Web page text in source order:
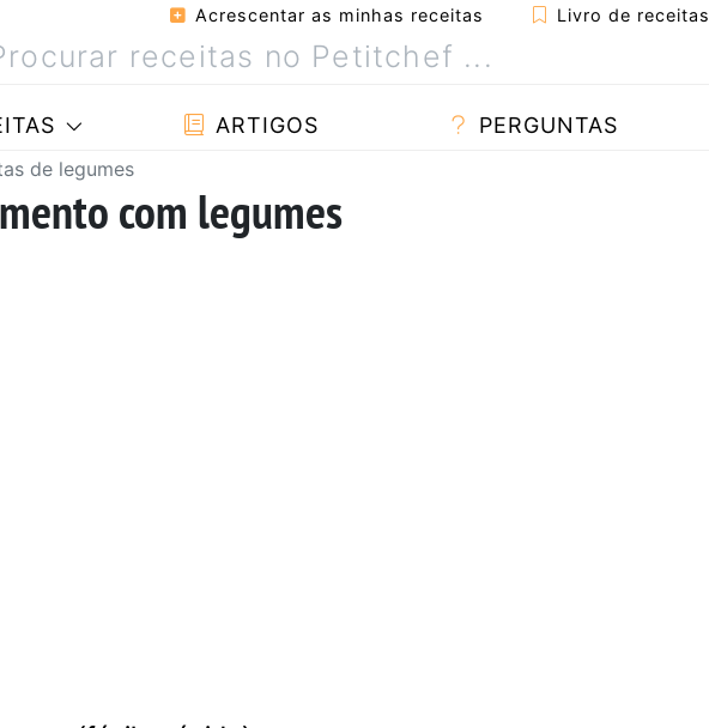
Acrescentar as minhas receitas Livro de receitas
ARTIGOS PERGUNTAS
de legumes
com legumes